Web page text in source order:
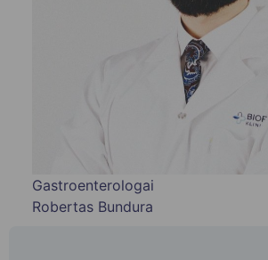
Gastroenterologai
Robertas Bundura